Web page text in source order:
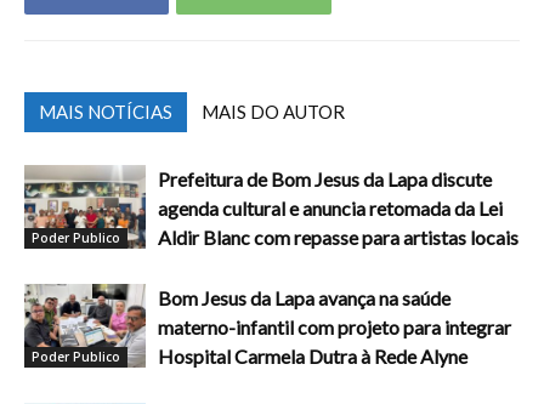
MAIS NOTÍCIAS MAIS DO AUTOR
Poder Publico
Prefeitura de Bom Jesus da Lapa discute
agenda cultural e anuncia retomada da Lei
Aldir Blanc com repasse para artistas locais
Poder Publico
Bom Jesus da Lapa avança na saúde
materno-infantil com projeto para integrar
Hospital Carmela Dutra à Rede Alyne